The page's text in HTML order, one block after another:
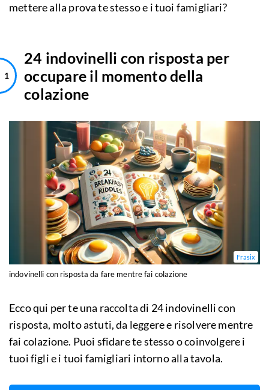
mettere alla prova te stesso e i tuoi famigliari?
24 indovinelli con risposta per
occupare il momento della
colazione
Frasix
indovinelli con risposta da fare mentre fai colazione
Ecco qui per te una raccolta di 24 indovinelli con
risposta, molto astuti, da leggere e risolvere mentre
fai colazione. Puoi sfidare te stesso o coinvolgere i
tuoi figli e i tuoi famigliari intorno alla tavola.